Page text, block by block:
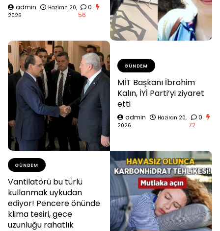
admin
Haziran 20,
2026
0
56
GÜNDEM
MİT Başkanı İbrahim
Kalın, İYİ Parti’yi ziyaret
etti
admin
Haziran 20,
2026
0
72
GÜNDEM
Vantilatörü bu türlü
kullanmak uykudan
ediyor! Pencere önünde
klima tesiri, gece
uzunluğu rahatlık